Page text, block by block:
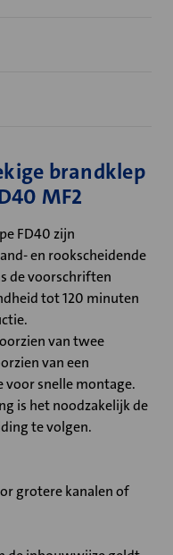
brandklep
MF2
FD40 zijn
en rookscheidende
de voorschriften
tot 120 minuten
van twee
van een
snelle montage.
is het noodzakelijk de
te volgen.
grotere kanalen of